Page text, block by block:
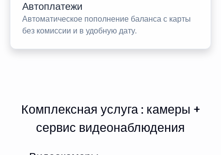
Автоплатежи
Автоматическое пополнение баланса с карты
без комиссии и в удобную дату.
Комплексная услуга : камеры +
сервис видеонаблюдения